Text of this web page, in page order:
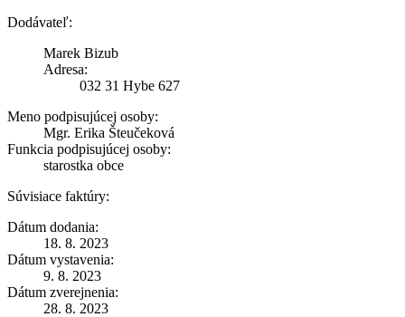
Dodávateľ:
Marek Bizub
Adresa:
032 31 Hybe 627
Meno podpisujúcej osoby:
Mgr. Erika Šteučeková
Funkcia podpisujúcej osoby:
starostka obce
Súvisiace faktúry:
Dátum dodania:
18. 8. 2023
Dátum vystavenia:
9. 8. 2023
Dátum zverejnenia:
28. 8. 2023